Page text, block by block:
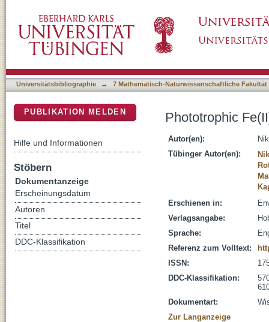
Universitätsbibliographie → 7 Mathematisch-Naturwissenschaftliche Fakultät
Phototrophic
Autor(en):
Tübinger Autor(en):
Erschienen in:
Verlagsangabe:
Sprache:
Referenz zum Volltext:
ISSN:
DDC-Klassifikation:
Dokumentart:
Zur Langanzeige
PUBLIKATION MELDEN
Hilfe und Informationen
Stöbern
Dokumentanzeige
Erscheinungsdatum
Autoren
Titel
DDC-Klassifikation